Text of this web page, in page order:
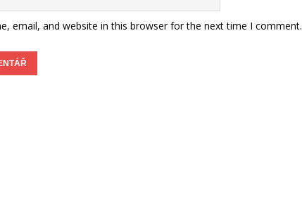
email, and website in this browser for the next time I comment.